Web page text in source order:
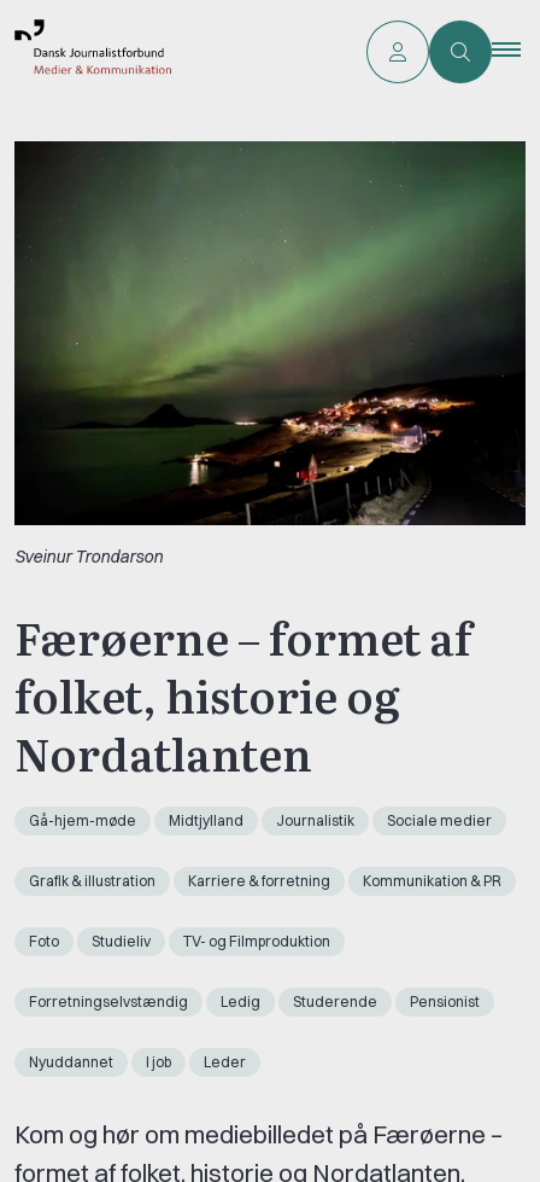
Sveinur Trondarson
Færøerne – formet af
folket, historie og
Nordatlanten
Gå-hjem-møde Midtjylland Journalistik Sociale medier
Grafik & illustration Karriere & forretning Kommunikation & PR
Foto Studieliv TV- og Filmproduktion
Forretningselvstændig Ledig Studerende Pensionist
Nyuddannet I job Leder
Kom og hør om mediebilledet på Færøerne –
formet af folket, historie og Nordatlanten.